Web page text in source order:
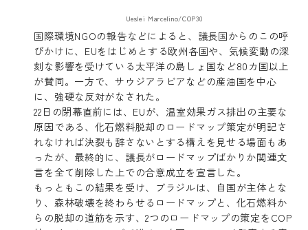
Ueslei Marcelino/COP30
国際環境NGOの報告などによると、議長国からのこの呼
びかけに、EUをはじめとする欧州各国や、気候変動の深
刻な影響を受けている太平洋の島しょ国など80カ国以上
が賛同。一方で、サウジアラビアなどの産油国を中心
に、強硬な反対がなされた。
22日の閉幕直前には、EUが、温室効果ガス排出の主要な
原因である、化石燃料脱却のロードマップ策定が明記さ
れなければ決裂も辞さないとする構えを見せる場面もあ
ったが、最終的に、議長がロードマップばかりか関連文
言を全て削除した上での合意成立を宣言した。
もっともこの結果を受け、ブラジルは、自国が主体とな
り、森林破壊を終わらせるロードマップと、化石燃料か
らの脱却の道筋を示す、2つのロードマップの策定をCOP